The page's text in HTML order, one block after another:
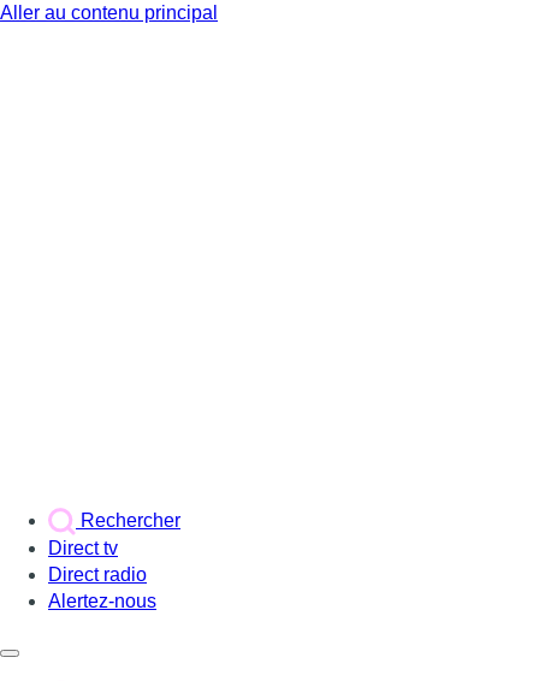
Aller au contenu principal
Rechercher
Direct tv
Direct radio
Alertez-nous